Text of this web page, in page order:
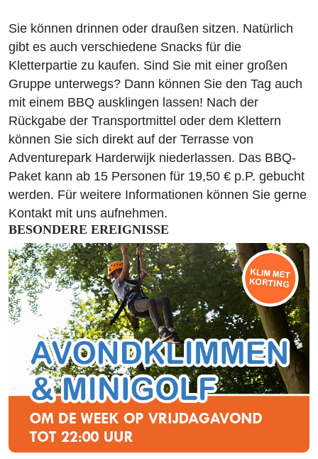
Sie können drinnen oder draußen sitzen. Natürlich
gibt es auch verschiedene Snacks für die
Kletterpartie zu kaufen. Sind Sie mit einer großen
Gruppe unterwegs? Dann können Sie den Tag auch
mit einem BBQ ausklingen lassen! Nach der
Rückgabe der Transportmittel oder dem Klettern
können Sie sich direkt auf der Terrasse von
Adventurepark Harderwijk niederlassen. Das BBQ-
Paket kann ab 15 Personen für 19,50 € p.P. gebucht
werden. Für weitere Informationen können Sie gerne
Kontakt mit uns aufnehmen.
BESONDERE EREIGNISSE